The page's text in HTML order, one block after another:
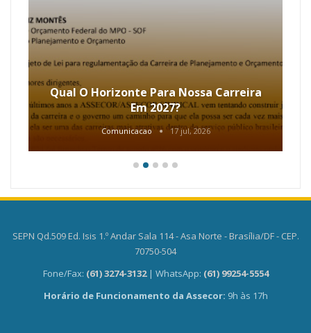
Qual O Horizonte Para Nossa Carreira
Em 2027?
Comunicacao 17 jul, 2026
SEPN Qd.509 Ed. Isis 1.º Andar Sala 114 - Asa Norte - Brasília/DF - CEP.
70750-504
Fone/Fax: (61) 3274-3132 | WhatsApp: (61) 99254-5554
Horário de Funcionamento da Assecor: 9h às 17h